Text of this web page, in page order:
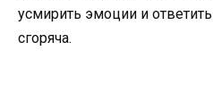
усмирить эмоции и
сгоряча.